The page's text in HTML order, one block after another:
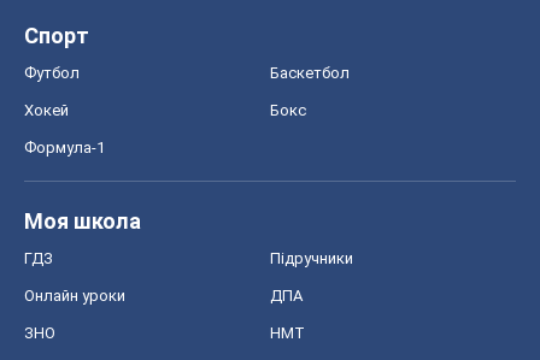
Спорт
Футбол Баскетбол
Хокей Бокс
Формула-1
Моя школа
ГДЗ Підручники
Онлайн уроки ДПА
ЗНО НМТ